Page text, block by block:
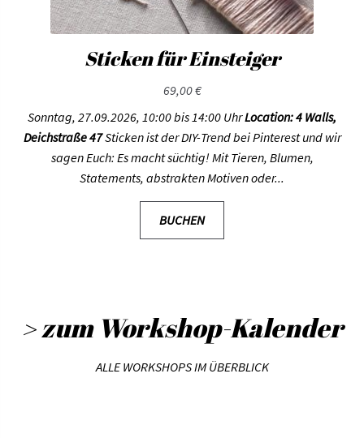
Sticken für Einsteiger
69,00€
Sonntag, 27.09.2026, 10:00 bis 14:00 UhrLocation: 4 Walls,
Deichstraße 47Sticken ist der DIY-Trend bei Pinterest und wir
sagen Euch: Es macht süchtig! Mit Tieren, Blumen,
Statements, abstrakten Motiven oder...
BUCHEN
> zum Workshop-Kalender
ALLE WORKSHOPS IM ÜBERBLICK